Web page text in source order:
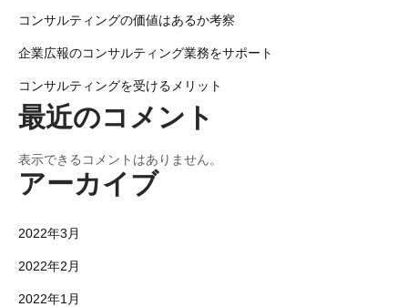
ン
コンサルティングの価値はあるか考察
企業広報のコンサルティング業務をサポート
コンサルティングを受けるメリット
最近のコメント
表示できるコメントはありません。
アーカイブ
2022年3月
2022年2月
2022年1月